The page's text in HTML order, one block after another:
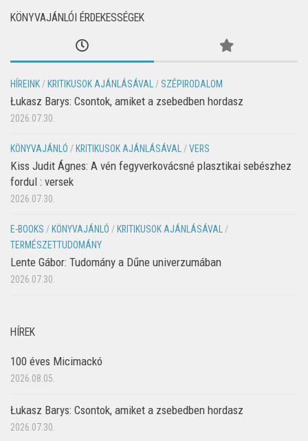
KÖNYVAJÁNLÓI ÉRDEKESSÉGEK
HÍREINK/ KRITIKUSOK AJÁNLÁSÁVAL/ SZÉPIRODALOM
Łukasz Barys: Csontok, amiket a zsebedben hordasz
2026.07.30.
KÖNYVAJÁNLÓ / KRITIKUSOK AJÁNLÁSÁVAL/VERS
Kiss Judit Ágnes: A vén fegyverkovácsné plasztikai sebészhez
fordul : versek
2026.07.30.
E-BOOKS / KÖNYVAJÁNLÓ / KRITIKUSOK AJÁNLÁSÁVAL/
TERMÉSZETTUDOMÁNY
Lente Gábor: Tudomány a Dűne univerzumában
2026.07.30.
HÍREK
100 éves Micimackó
2026.08.05.
Łukasz Barys: Csontok, amiket a zsebedben hordasz
2026.07.30.